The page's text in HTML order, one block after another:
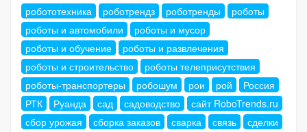
робототехника
роботрендз роботренды
роботы
роботы и автомобили
роботы и мусор
роботы и обучение
роботы и развлечения
роботы и строительство
роботы телеприсутствия
роботы-транспортеры
робошум рои рой
Россия
РТК
Руанда сад садоводство
сайт RoboTrends.ru
сбор урожая
сборка заказов сварка связь
сделки